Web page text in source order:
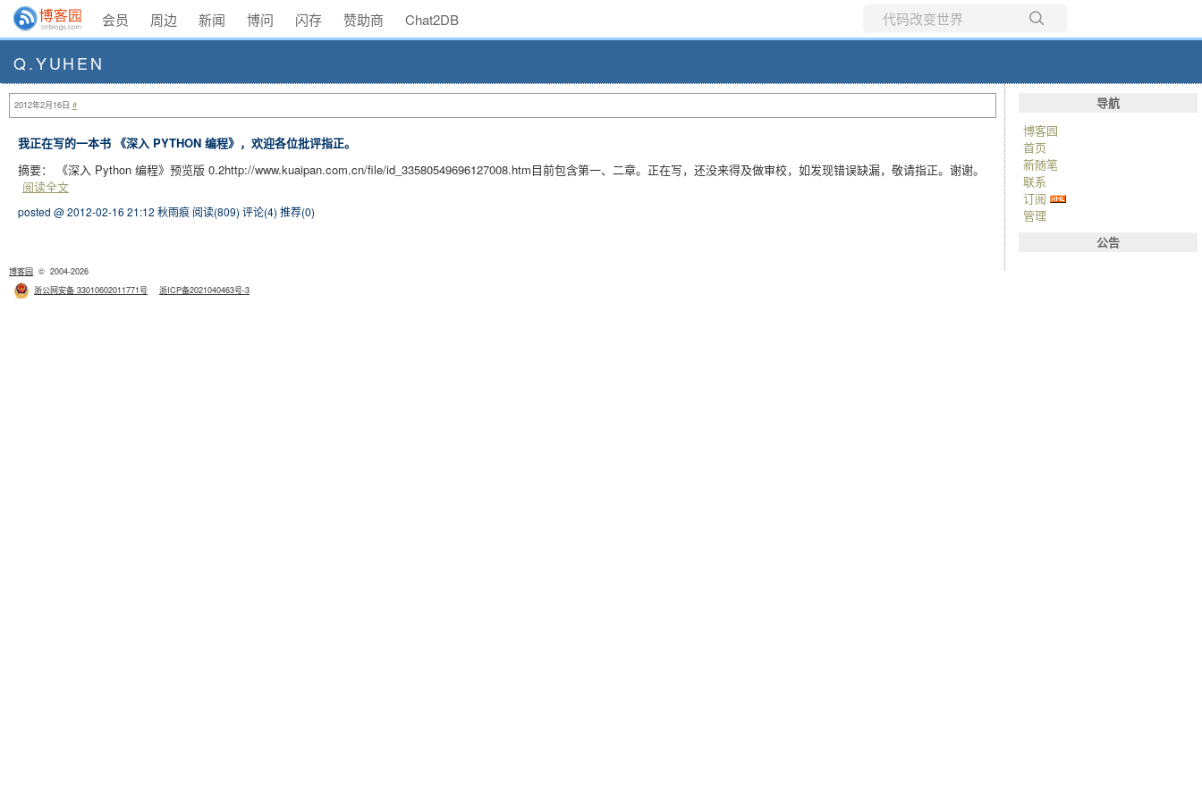
会员 周边 新闻 博问 闪存 赞助商 Chat2DB
Q.YUHEN
导航
博客园
首页
新随笔
联系
订阅
管理
公告
2012年2月16日 #
我正在写的一本书 《深入 PYTHON 编程》，欢迎各位批评指正。
摘要： 《深入 Python 编程》预览版 0.2http://www.kuaipan.com.cn/file/id_33580549696127008.htm目前包含第一、二章。正在写，还没来得及做审校，如发现错误缺漏，敬请指正。谢谢。
阅读全文
posted @ 2012-02-16 21:12 秋雨痕 阅读(809) 评论(4) 推荐(0)
博客园 © 2004-2026
浙公网安备 33010602011771号
浙ICP备2021040463号-3